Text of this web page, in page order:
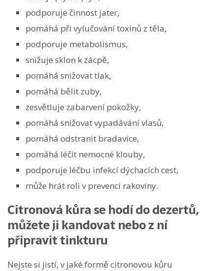
podporuje činnost jater,
pomáhá při vylučování toxinů z těla,
podporuje metabolismus,
snižuje sklon k zácpě,
pomáhá snižovat tlak,
pomáhá bělit zuby,
zesvětluje zabarvení pokožky,
pomáhá snižovat vypadávání vlasů,
pomáhá odstranit bradavice,
pomáhá léčit nemocné klouby,
podporuje léčbu infekcí dýchacích cest,
může hrát roli v prevenci rakoviny.
Citronová kůra se hodí do dezertů,
můžete ji kandovat nebo z ní
připravit tinkturu
Nejste si jistí, v jaké formě citronovou kůru